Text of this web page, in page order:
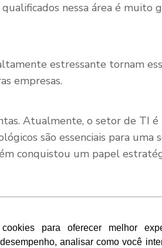
para oferecer melhor
analisar como você
nessa área é muito
estressante tornam
empresas.
Atualmente, o setor de TI é
são essenciais para uma
conquistou um papel
o desenvolvimento de qualquer
tanto junto aos